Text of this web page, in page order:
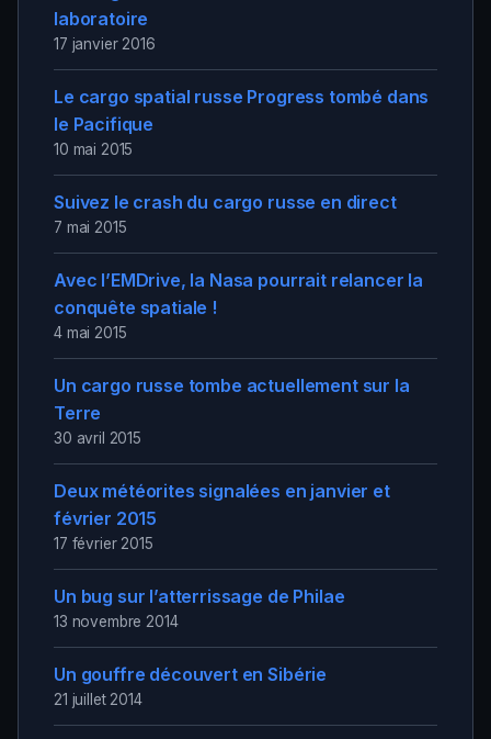
laboratoire
17 janvier 2016
Le cargo spatial russe Progress tombé dans
le Pacifique
10 mai 2015
Suivez le crash du cargo russe en direct
7 mai 2015
Avec l’EMDrive, la Nasa pourrait relancer la
conquête spatiale !
4 mai 2015
Un cargo russe tombe actuellement sur la
Terre
30 avril 2015
Deux météorites signalées en janvier et
février 2015
17 février 2015
Un bug sur l’atterrissage de Philae
13 novembre 2014
Un gouffre découvert en Sibérie
21 juillet 2014